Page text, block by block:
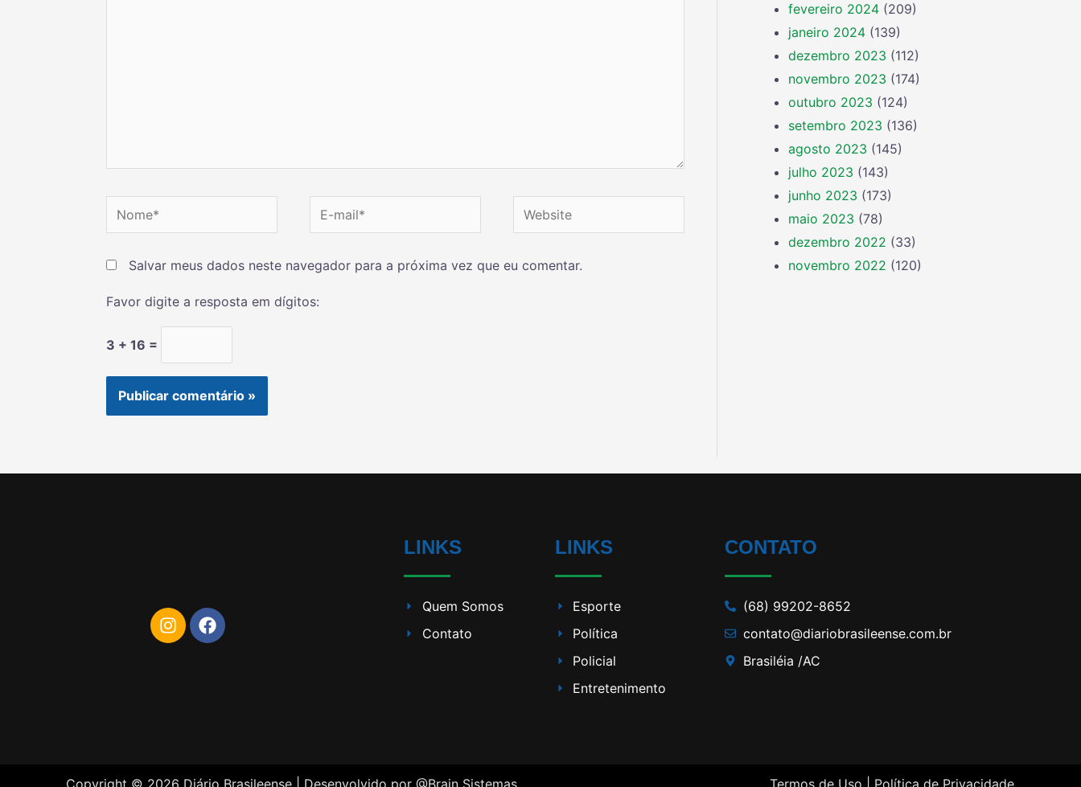
Salvar meus dados neste navegador para a próxima vez que eu comentar.
Favor digite a resposta em dígitos:
3 + 16 =
fevereiro 2024 (209)
janeiro 2024 (139)
dezembro 2023 (112)
novembro 2023 (174)
outubro 2023 (124)
setembro 2023 (136)
agosto 2023 (145)
julho 2023 (143)
junho 2023 (173)
maio 2023 (78)
dezembro 2022 (33)
novembro 2022 (120)
LINKS
Quem Somos
Contato
LINKS
Esporte
Política
Policial
Entretenimento
CONTATO
(68) 99202-8652
contato@diariobrasileense.com.br
Brasiléia /AC
Copyright © 2026 Diário Brasileense | Desenvolvido por @Brain Sistemas Termos de Uso | Política de Privacidade